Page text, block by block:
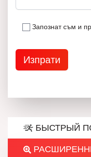
Запознат съм и
БЫСТРЫЙ